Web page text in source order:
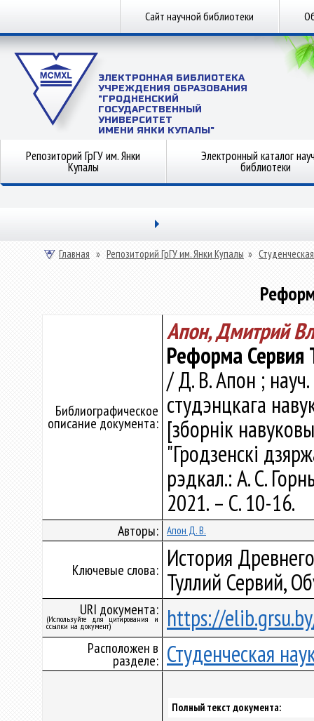
Сайт научной библиотеки
ЭЛЕКТРОННАЯ БИБЛИОТЕКА
УЧРЕЖДЕНИЯ ОБРАЗОВАНИЯ
"ГРОДНЕНСКИЙ
ГОСУДАРСТВЕННЫЙ
УНИВЕРСИТЕТ
ИМЕНИ ЯНКИ КУПАЛЫ"
Репозиторий ГрГУ им. Янки
Купалы
Электронный каталог
библиотеки
Главная » Репозиторий ГрГУ им. Янки Купалы »
Библиографическое
описание документа:
Апон, Дмитрий
Реформа Сервия
/ Д. В. Апон ;
студэнцкага
[зборнік
"Гродзенскі
рэдкал.: А. С.
2021. – С. 10-16.
Авторы: Апон Д. В.
Ключевые слова: История
Туллий Сервий,
URI документа:
(Используйте для цитирования и
ссылки на документ) https://
Расположен в
разделе: Студенческая
Полный текст документа: